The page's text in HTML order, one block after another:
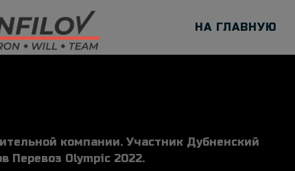
НА ГЛАВНУЮ
компании. Участник Дубненский
Перевоз Olympic 2022.